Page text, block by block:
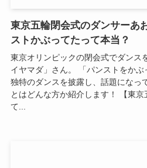
東京五輪閉会式のダンサーあ
ストかぶってたって本当？
東京オリンピックの閉会式でダンス
イヤマダ」さん。 「パンストをか
独特のダンスを披露し、話題になっ
とはどんな方か紹介します！ 【東
て...